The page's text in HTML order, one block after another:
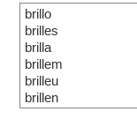
brillo
brilles
brilla
brillem
brilleu
brillen